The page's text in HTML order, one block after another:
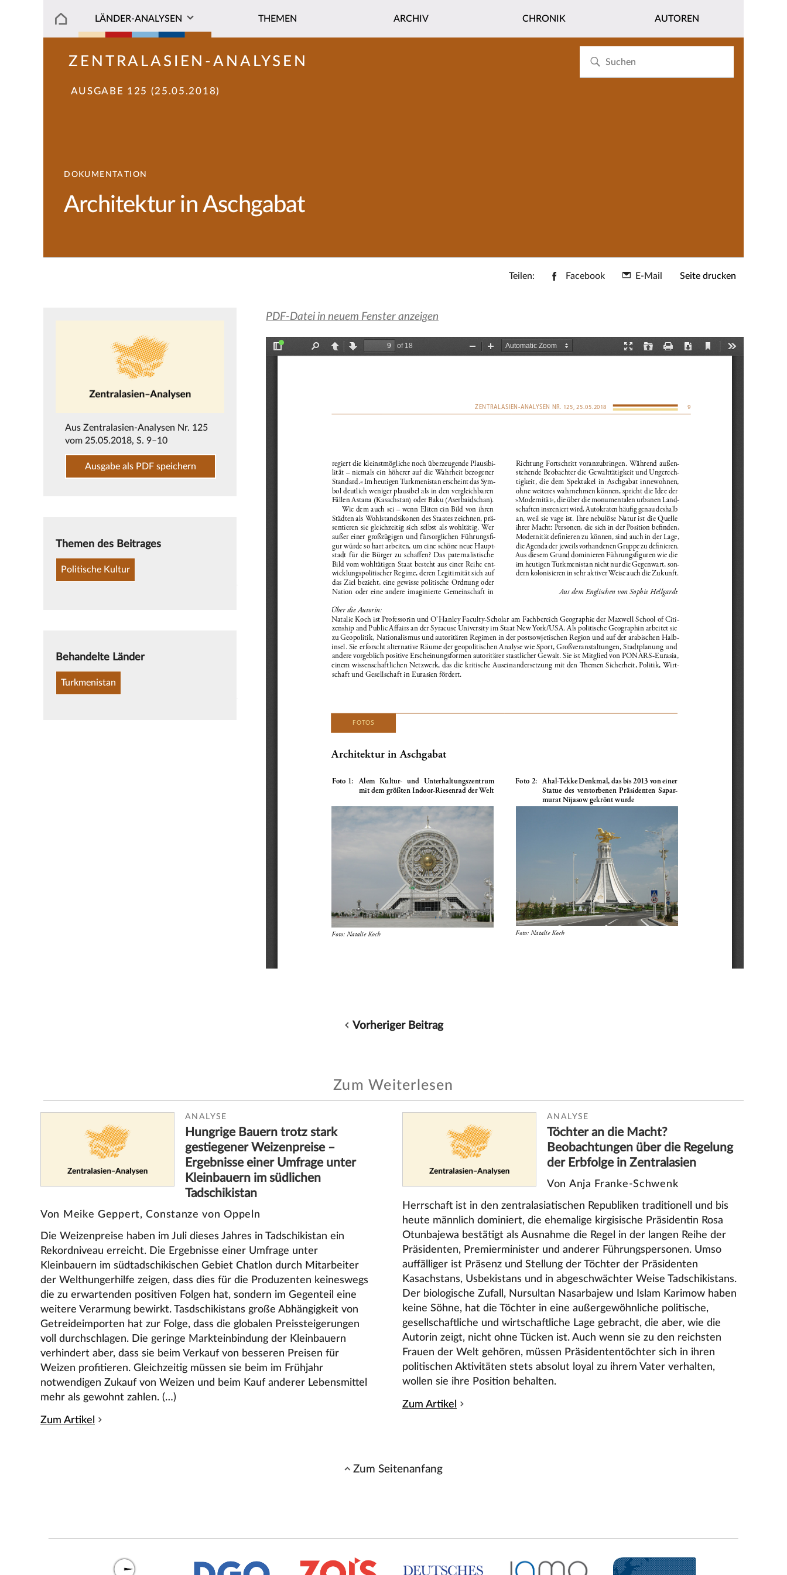
LÄNDER-ANALYSEN THEMEN ARCHIV CHRONIK AUTOREN
ZENTRALASIEN-ANALYSEN
AUSGABE 125 (25.05.2018)
DOKUMENTATION
Architektur in Aschgabat
Teilen: Facebook E-Mail Seite drucken
AusZentralasien-Analysen Nr. 125
vom 25.05.2018, S. 9–10
Ausgabe als PDF speichern
Themen des Beitrages
Politische Kultur
Behandelte Länder
Turkmenistan
PDF-Datei in neuem Fenster anzeigen
Vorheriger Beitrag
Zum Weiterlesen
ANALYSE
Hungrige Bauern trotz stark
gestiegener Weizenpreise –
Ergebnisse einer Umfrage unter
Kleinbauern im südlichen
Tadschikistan
Von Meike Geppert, Constanze von Oppeln
Die Weizenpreise haben im Juli dieses Jahres in Tadschikistan ein
Rekordniveau erreicht. Die Ergebnisse einer Umfrage unter
Kleinbauern im südtadschikischen Gebiet Chatlon durch Mitarbeiter
der Welthungerhilfe zeigen, dass dies für die Produzenten keineswegs
die zu erwartenden positiven Folgen hat, sondern im Gegenteil eine
weitere Verarmung bewirkt. Tasdschikistans große Abhängigkeit von
Getreideimporten hat zur Folge, dass die globalen Preissteigerungen
voll durchschlagen. Die geringe Markteinbindung der Kleinbauern
verhindert aber, dass sie beim Verkauf von besseren Preisen für
Weizen profitieren. Gleichzeitig müssen sie beim im Frühjahr
notwendigen Zukauf von Weizen und beim Kauf anderer Lebensmittel
mehr als gewohnt zahlen. (…)
Zum Artikel
ANALYSE
Töchter an die Macht?
Beobachtungen über die Regelung
der Erbfolge in Zentralasien
Von Anja Franke-Schwenk
Herrschaft ist in den zentralasiatischen Republiken traditionell und bis
heute männlich dominiert, die ehemalige kirgisische Präsidentin Rosa
Otunbajewa bestätigt als Ausnahme die Regel in der langen Reihe der
Präsidenten, Premierminister und anderer Führungspersonen. Umso
auffälliger ist Präsenz und Stellung der Töchter der Präsidenten
Kasachstans, Usbekistans und in abgeschwächter Weise Tadschikistans.
Der biologische Zufall, Nursultan Nasarbajew und Islam Karimow haben
keine Söhne, hat die Töchter in eine außergewöhnliche politische,
gesellschaftliche und wirtschaftliche Lage gebracht, die aber, wie die
Autorin zeigt, nicht ohne Tücken ist. Auch wenn sie zu den reichsten
Frauen der Welt gehören, müssen Präsidententöchter sich in ihren
politischen Aktivitäten stets absolut loyal zu ihrem Vater verhalten,
wollen sie ihre Position behalten.
Zum Artikel
Zum Seitenanfang